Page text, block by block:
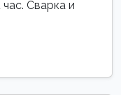
Сварка и